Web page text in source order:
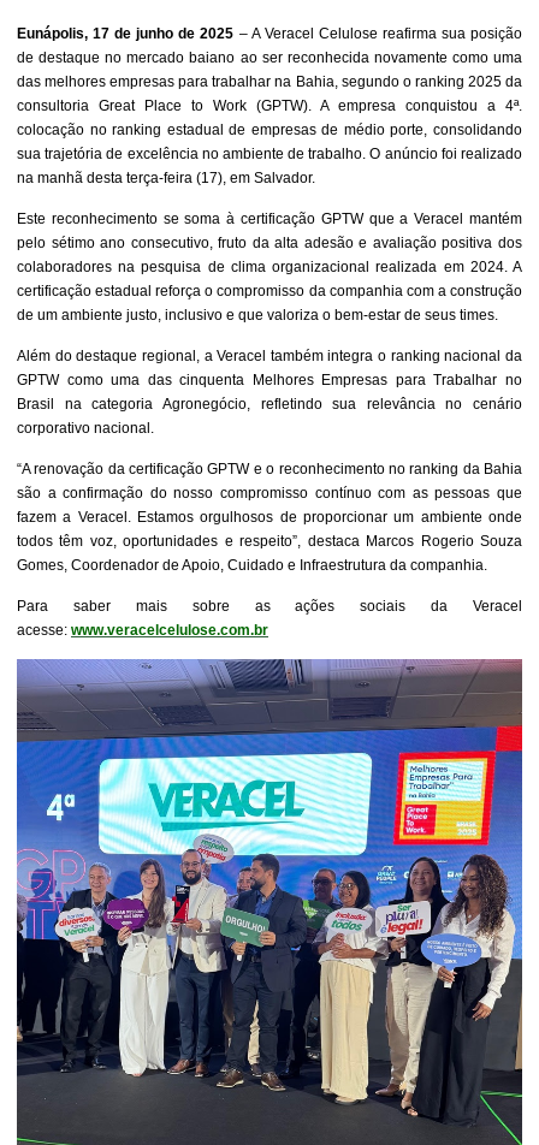
Eunápolis, 17 de junho de 2025 – A Veracel Celulose reafirma sua posição
de destaque no mercado baiano ao ser reconhecida novamente como uma
das melhores empresas para trabalhar na Bahia, segundo o ranking 2025 da
consultoria Great Place to Work (GPTW). A empresa conquistou a 4ª.
colocação no ranking estadual de empresas de médio porte, consolidando
sua trajetória de excelência no ambiente de trabalho. O anúncio foi realizado
na manhã desta terça-feira (17), em Salvador.
Este reconhecimento se soma à certificação GPTW que a Veracel mantém
pelo sétimo ano consecutivo, fruto da alta adesão e avaliação positiva dos
colaboradores na pesquisa de clima organizacional realizada em 2024. A
certificação estadual reforça o compromisso da companhia com a construção
de um ambiente justo, inclusivo e que valoriza o bem-estar de seus times.
Além do destaque regional, a Veracel também integra o ranking nacional da
GPTW como uma das cinquenta Melhores Empresas para Trabalhar no
Brasil na categoria Agronegócio, refletindo sua relevância no cenário
corporativo nacional.
“A renovação da certificação GPTW e o reconhecimento no ranking da Bahia
são a confirmação do nosso compromisso contínuo com as pessoas que
fazem a Veracel. Estamos orgulhosos de proporcionar um ambiente onde
todos têm voz, oportunidades e respeito”, destaca Marcos Rogerio Souza
Gomes, Coordenador de Apoio, Cuidado e Infraestrutura da companhia.
Para saber mais sobre as ações sociais da Veracel
acesse: www.veracelcelulose.com.br